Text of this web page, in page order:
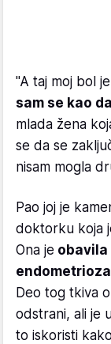
"A taj moj bol
sam se kao
mlada žena
se da se
nisam mogla
Pao joj je
doktorku koja
Ona je obavila
Deo tog tkiva
odstrani, ali je
to iskoristi